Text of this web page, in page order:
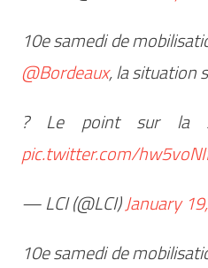
10e samedi de
@Bordeaux, la situation
? Le point sur la
pic.twitter.com/
— LCI (@LCI)January
10e samedi de